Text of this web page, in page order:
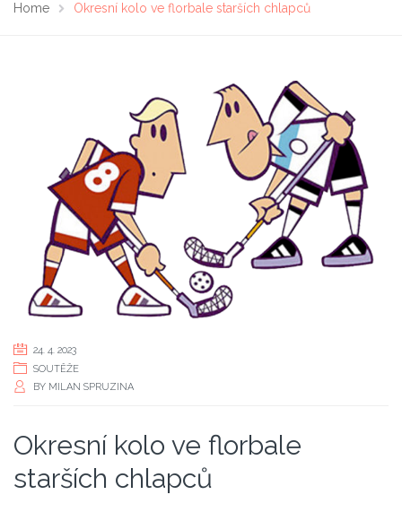
Home Okresní kolo ve florbale starších chlapců
24. 4. 2023
SOUTĚŽE
BY MILAN SPRUZINA
Okresní kolo ve florbale
starších chlapců